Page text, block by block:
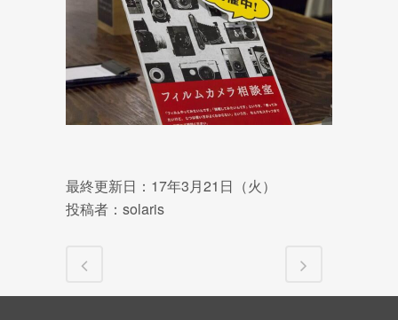
最終更新日：17年3月21日（火）
投稿者：solaris